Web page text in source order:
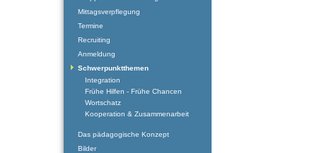
Mittagsverpflegung
Termine
Recruiting
Anmeldung
Schwerpunktthemen
Integration
Frühe Hilfen - Frühe Chancen
Wortschatz
Kooperation & Zusammenarbeit
Das pädagogische Konzept
Bilder